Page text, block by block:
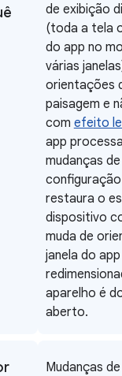
de exibição
(toda a tela
do app no
várias
orientações
paisagem e
com efeito
app
mudanças de
restaura o
dispositivo
muda de
janela do
aparelho é
aberto.
Mudanças de